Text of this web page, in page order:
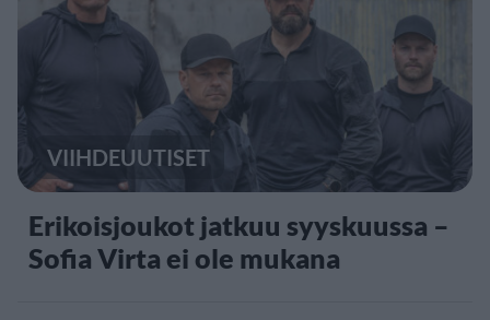
VIIHDEUUTISET
Erikoisjoukot jatkuu syyskuussa –
Sofia Virta ei ole mukana